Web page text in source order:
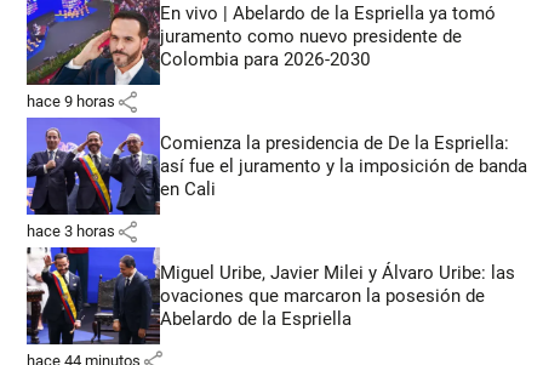
En vivo | Abelardo de la Espriella ya tomó
juramento como nuevo presidente de
Colombia para 2026-2030
hace 9 horas share
Comienza la presidencia de De la Espriella:
así fue el juramento y la imposición de banda
en Cali
hace 3 horas share
Miguel Uribe, Javier Milei y Álvaro Uribe: las
ovaciones que marcaron la posesión de
Abelardo de la Espriella
hace 44 minutos